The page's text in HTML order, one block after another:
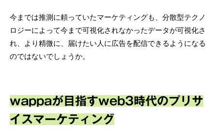
今までは推測に頼っていたマーケティングも、分散型テクノ
ロジーによって今まで可視化されなかったデータが可視化さ
れ、より精微に、届けたい人に広告を配信できるようになる
のではないでしょうか。
wappaが目指すweb3時代のプリサ
イスマーケティング